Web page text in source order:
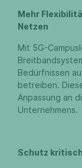
Mehr
Netzen
Mit 5G-
Bedürfnissen
betreiben.
Anpassung an
Unternehmens.
Schutz